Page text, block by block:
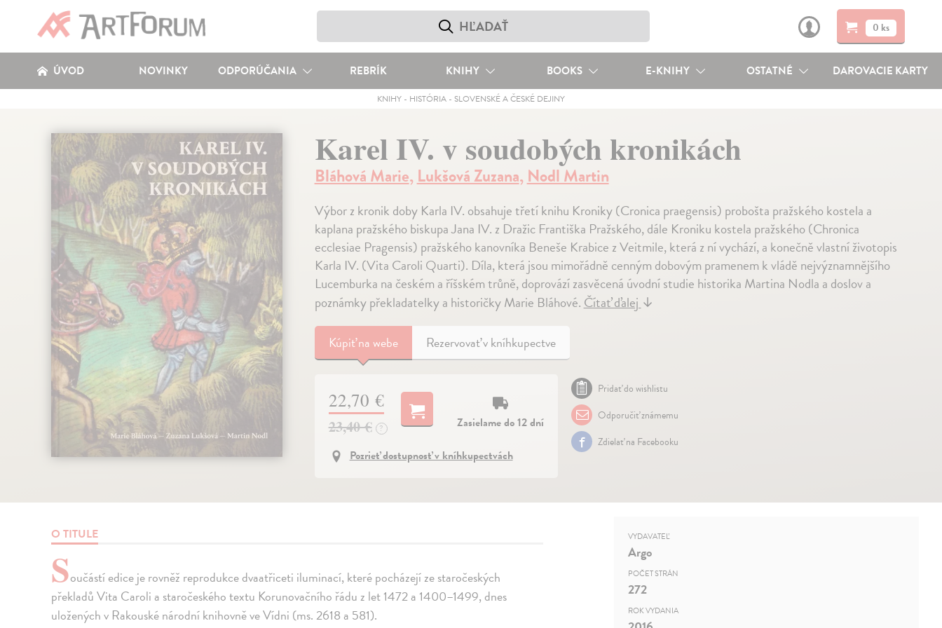
0 ks
ÚVOD NOVINKY ODPORÚČANIA REBRÍK KNIHY BOOKS E-KNIHY OSTATNÉ DAROVACIE KARTY
KNIHY- HISTÓRIA- SLOVENSKÉ A ČESKÉ DEJINY
Karel IV. v soudobých kronikách
Bláhová Marie,Lukšová Zuzana,Nodl Martin
Výbor z kronik doby Karla IV. obsahuje třetí knihu Kroniky (Cronica praegensis) probošta pražského kostela a
kaplana pražského biskupa Jana IV. z Dražic Františka Pražského, dále Kroniku kostela pražského (Chronica
ecclesiae Pragensis) pražského kanovníka Beneše Krabice z Veitmile, která z ní vychází, a konečně vlastní životopis
Karla IV. (Vita Caroli Quarti). Díla, která jsou mimořádně cenným dobovým pramenem k vládě nejvýznamnějšího
Lucemburka na českém a říšském trůně, doprovází zasvěcená úvodní studie historika Martina Nodla a doslov a
poznámky překladatelky a historičky Marie Bláhové.Čítať ďalej↓
Kúpiťna webe Rezervovať v kníhkupectve
22,70 €
23,40 € ?
Zasielame do 12 dní
Pozrieť dostupnosť v kníhkupectvách
Pridať do wishlistu
Odporučiť známemu
Zdielať na Facebooku
O TITULE
Součástí edice je rovněž reprodukce dvaatřiceti iluminací, které pocházejí ze staročeských
překladů Vita Caroli a staročeského textu Korunovačního řádu z let 1472 a 1400–1499, dnes
uložených v Rakouské národní knihovně ve Vídni (ms. 2618 a 581).
VYDAVATEĽ
Argo
POČET STRÁN
272
ROK VYDANIA